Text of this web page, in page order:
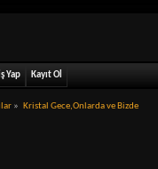
Yap Kayıt Ol
» Kristal Gece,Onlarda ve Bizde